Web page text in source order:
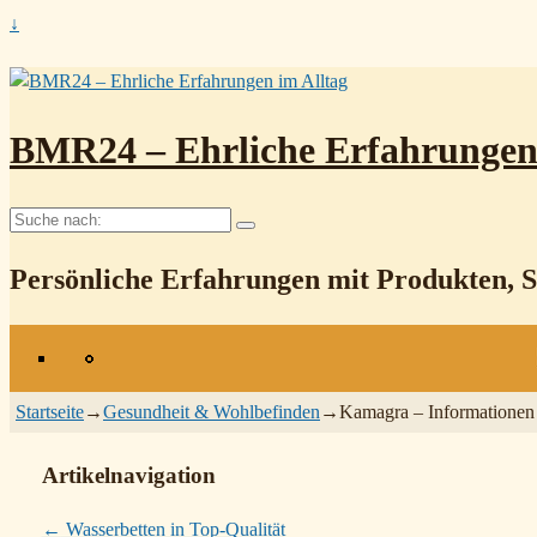
↓
BMR24 – Ehrliche
Suche
Persönliche Erfahrungen mit Produkten,
Startseite→Gesundheit & Wohlbefinden →Kamagra –
Artikelnavigation
← Wasserbetten in Top-Qualität